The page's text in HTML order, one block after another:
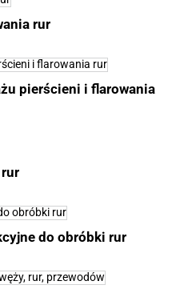
rur
pierścieni i flarowania
do obróbki rur